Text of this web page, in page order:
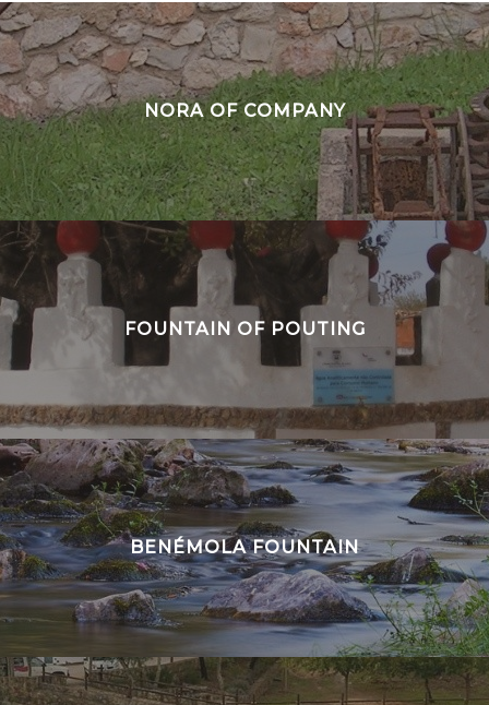
NORA OF COMPANY
FOUNTAIN OF POUTING
BENÉMOLA FOUNTAIN